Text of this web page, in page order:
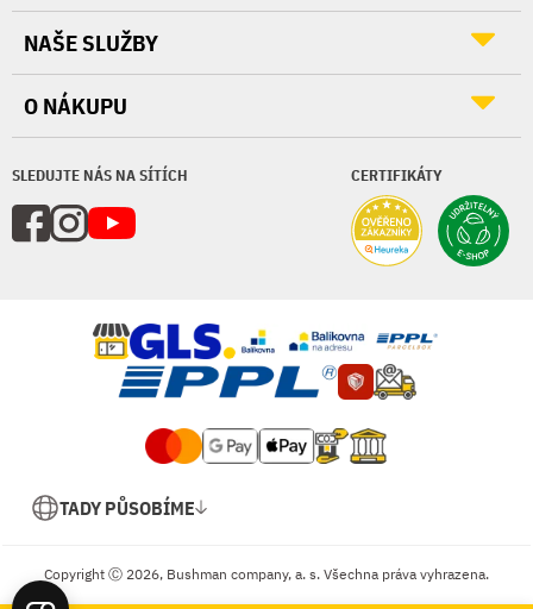
SLEDUJTE NÁS NA SÍTÍCH CERTIFIKÁTY
NAŠE SLUŽBY
O NÁKUPU
TADY PŮSOBÍME
Copyright Ⓒ 2026, Bushman company, a. s. Všechna práva vyhrazena.